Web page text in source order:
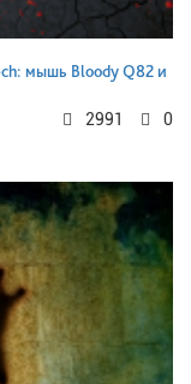
мышь Bloody Q82 и
0
2991